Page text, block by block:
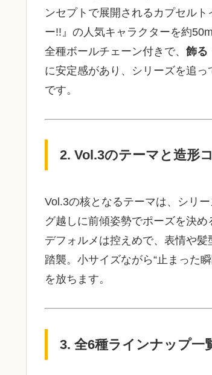
ンセプトで展開されるカプセル
ー!!』の人気キャラクターを約
全種ボールチェーン付きで、 飾る
に安定感があり、シリーズを追
です。
2. Vol.3のテーマと造形
Vol.3の核となるテーマは、シリ
グ越しに前傾姿勢でポーズを決め
デフォルメは控えめで、表情や
踏襲。小サイズながら“止まった
を放ちます。
3. 全6種ラインナップ一